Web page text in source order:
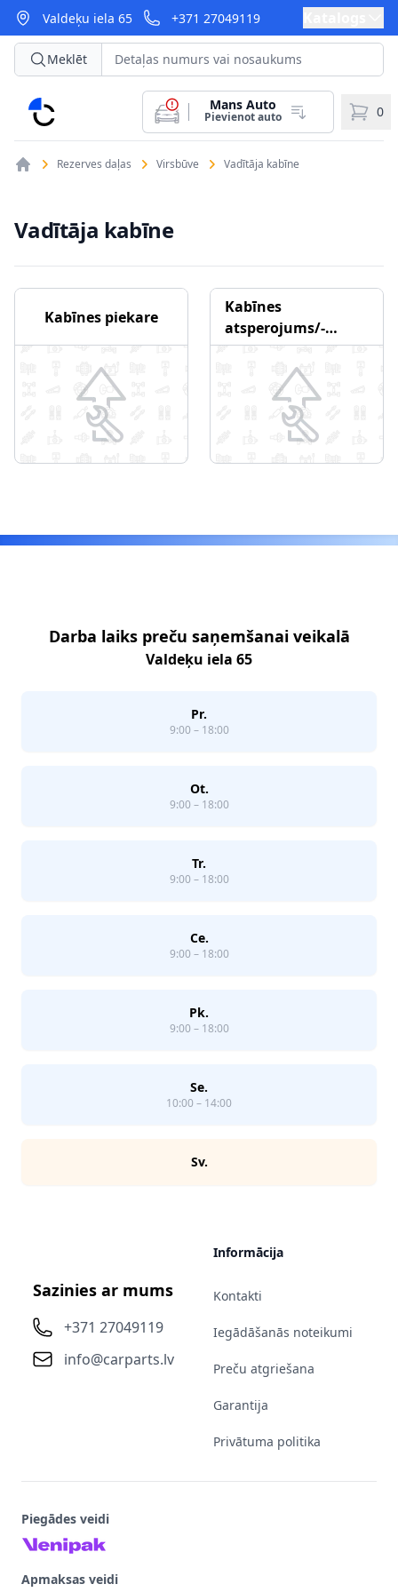
Valdeķu iela 65 +371 27049119
CarParts
Meklēt
Mans Auto
Pievienot auto 0
Rezerves daļas Virsbūve Vadītāja kabīne
Vadītāja kabīne
Kabīnes piekare
Kabīnes
atsperojums/-
amortizācija
Darba laiks preču saņemšanai veikalā
Valdeķu iela 65
Pr.
9:00 – 18:00
Ot.
9:00 – 18:00
Tr.
9:00 – 18:00
Ce.
9:00 – 18:00
Pk.
9:00 – 18:00
Se.
10:00 – 14:00
Sv.
Sazinies ar mums
+371 27049119
info@carparts.lv
Informācija
Kontakti
Iegādāšanās noteikumi
Preču atgriešana
Garantija
Privātuma politika
Piegādes veidi
Apmaksas veidi